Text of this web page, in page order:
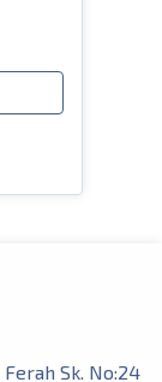
Sk. No:24